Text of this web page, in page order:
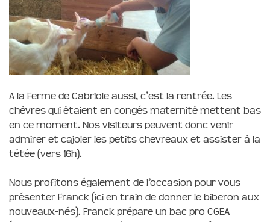
A la Ferme de Cabriole aussi, c’est la rentrée. Les
chèvres qui étaient en congés maternité mettent bas
en ce moment. Nos visiteurs peuvent donc venir
admirer et cajoler les petits chevreaux et assister à la
tétée (vers 16h).
Nous profitons également de l’occasion pour vous
présenter Franck (ici en train de donner le biberon aux
nouveaux-nés). Franck prépare un bac pro CGEA